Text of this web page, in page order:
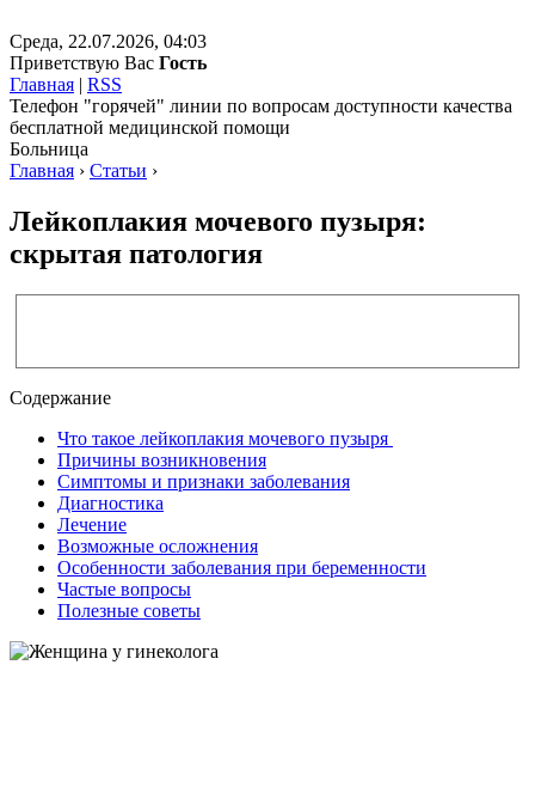
Среда, 22.07.2026, 04:03
Приветствую Вас Гость
Главная | RSS
Телефон "горячей" линии по вопросам доступности качества
бесплатной медицинской помощи
Больница
Главная › Статьи ›
Лейкоплакия мочевого пузыря:
скрытая патология
Содержание
Что такое лейкоплакия мочевого пузыря
Причины возникновения
Симптомы и признаки заболевания
Диагностика
Лечение
Возможные осложнения
Особенности заболевания при беременности
Частые вопросы
Полезные советы